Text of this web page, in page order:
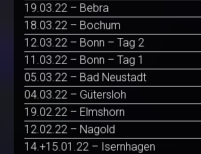
19.03.22 – Bebra
18.03.22 – Bochum
12.03.22 – Bonn – Tag 2
11.03.22 – Bonn – Tag 1
05.03.22 – Bad Neustadt
04.03.22 – Gütersloh
19.02.22 – Elmshorn
12.02.22 – Nagold
14.+15.01.22 – Isernhagen